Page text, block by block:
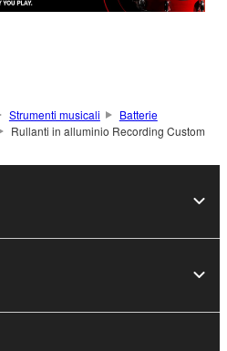
Strumenti musicali
Batterie
Rullanti in alluminio Recording Custom